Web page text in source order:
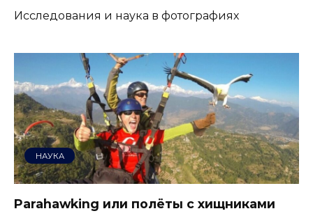
Исследования и наука в фотографиях
НАУКА
Parahawking или полёты с хищниками